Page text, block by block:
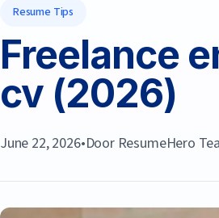
Resume Tips
Freelance
cv (2026)
June 22, 2026•Door ResumeHero